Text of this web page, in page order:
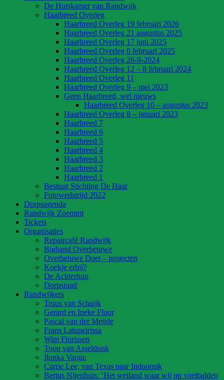
De Huiskamer van Randwijk
Haarbreed Overleg
Haarbreed Overleg 19 februari 2026
Haarbreed Overleg 21 augustus 2025
Haarbreed Overleg 17 juni 2025
Haarbreed Overleg 6 februari 2025
Haarbreed Overleg 26-9-2024
Haarbreed Overleg 12 – 8 februari 2024
Haarbreed Overleg 11
Haarbreed Overleg 9 – mei 2023
Geen Haarbreed, wel nieuws
Haarbreed Overleg 10 – augustus 2023
Haarbreed Overleg 8 – januari 2023
Haarbreed 7
Haarbreed 6
Haarbreed 5
Haarbreed 4
Haarbreed 3
Haarbreed 2
Haarbreed 1
Bestuur Stichting De Haar
Fotowedstrijd 2022
Dorpsagenda
Randwijk Zoemmt
Tickets
Organisaties
Repaircafé Randwijk
Bigband Overbetuwe
Overbetuwe Doet – projecten
Koekje erbij?
De Achtertuin
Dorpsraad
Randwijkers
Truus van Schaijk
Gerard en Ineke Floor
Pascal van der Meijde
Frans Latupeirissa
Wim Florissen
Toon van Asseldonk
Ilonka Varga:
Carrie Lee, van Texas naar Indoornik
Bertus Nijenhuis: ‘Het weiland waar wij op voetbalden